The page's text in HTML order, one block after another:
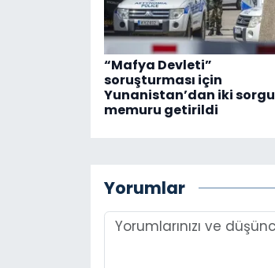
“Mafya Devleti”
soruşturması için
Yunanistan’dan iki sorgu
memuru getirildi
Yorumlar